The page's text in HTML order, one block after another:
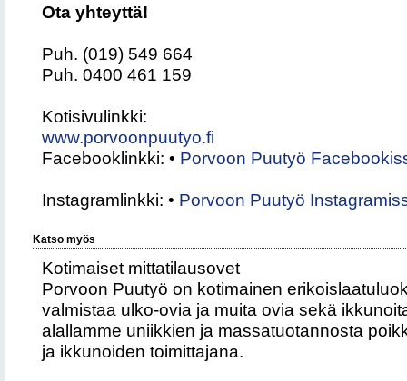
Ota yhteyttä!
Puh. (019) 549 664
Puh. 0400 461 159
Kotisivulinkki:
www.porvoonpuutyo.fi
Facebooklinkki: • Porvoon Puutyö
Instagramlinkki: • Porvoon Puutyö
Katso myös
Kotimaiset mittatilausovet
Porvoon Puutyö on kotimainen
valmistaa ulko-ovia ja muita ovia sekä
alallamme uniikkien ja massatuotannosta
ja ikkunoiden toimittajana.